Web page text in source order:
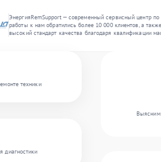
ЭнергияRemSupport — современный сервисный центр
работы к нам обратились более 10 000 клиентов, а
высокий стандарт качества благодаря квалификации
техники
диагностики
Выясним